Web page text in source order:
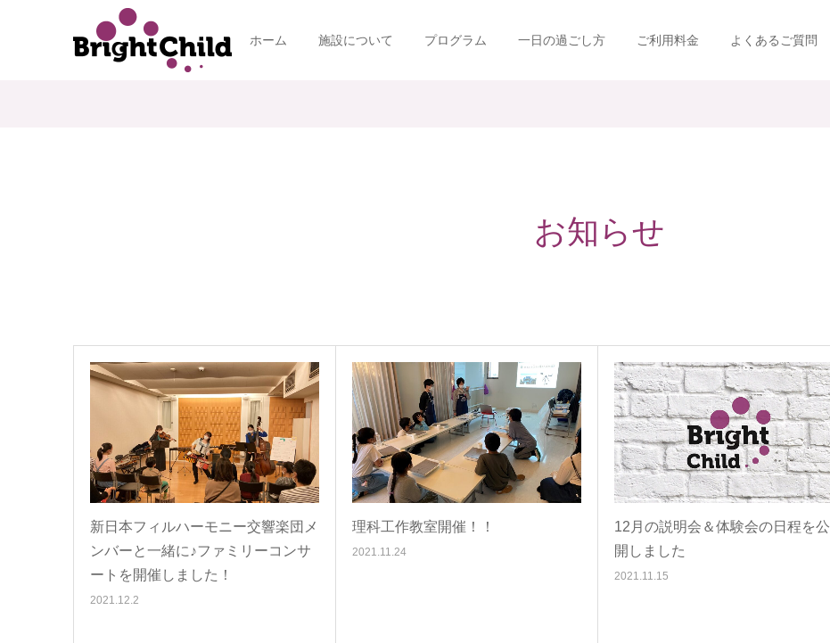
ホーム 施設について プログラム 一日の過ごし方 ご利用料金 よくあるご質問
お知らせ
新日本フィルハーモニー交響楽団メ
ンバーと一緒に♪ファミリーコンサ
ートを開催しました！
2021.12.2
理科工作教室開催！！
2021.11.24
12月の説明会＆体験会の日程を公
開しました
2021.11.15